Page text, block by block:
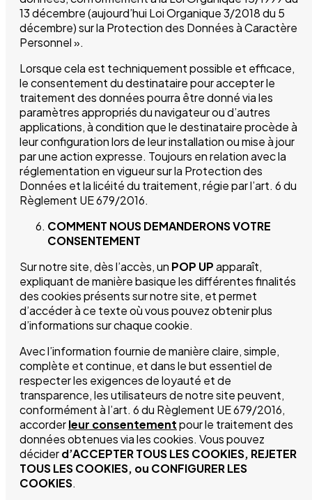
Vínica
Boutique
Histoire et Valeurs
Événements
13 décembre (aujourd’hui Loi Organique 3/2018 du 5
décembre) sur la Protection des Données à Caractère
Personnel ».
Lorsque cela est techniquement possible et efficace,
le consentement du destinataire pour accepter le
traitement des données pourra être donné via les
paramètres appropriés du navigateur ou d’autres
applications, à condition que le destinataire procède à
leur configuration lors de leur installation ou mise à jour
par une action expresse. Toujours en relation avec la
réglementation en vigueur sur la Protection des
Données et la licéité du traitement, régie par l’art. 6 du
Règlement UE 679/2016.
COMMENT NOUS DEMANDERONS VOTRE
CONSENTEMENT
Sur notre site, dès l’accès, un POP UPapparaît,
expliquant de manière basique les différentes finalités
des cookies présents sur notre site, et permet
d’accéder à ce texte où vous pouvez obtenir plus
d’informations sur chaque cookie.
Avec l’information fournie de manière claire, simple,
complète et continue, et dans le but essentiel de
respecter les exigences de loyauté et de
transparence, les utilisateurs de notre site peuvent,
conformément à l’art. 6 du Règlement UE 679/2016,
accorderleur consentementpour le traitement des
données obtenues via les cookies. Vous pouvez
déciderd’ACCEPTER TOUS LES COOKIES, REJETER
TOUS LES COOKIES, ou CONFIGURER LES
COOKIES.